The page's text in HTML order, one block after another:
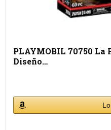
PLAYMOBIL 70750 La
Diseño…